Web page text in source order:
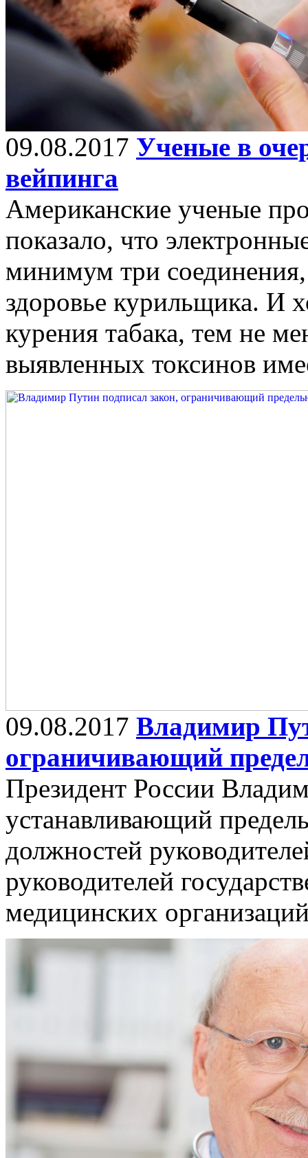
09.08.2017 Ученые в
вейпинга
Американские ученые
показало, что
минимум три
здоровье курильщика. И
курения табака, тем не
выявленных токсинов
09.08.2017 Владимир
ограничивающий
Президент России
устанавливающий
должностей
руководителей
медицинских